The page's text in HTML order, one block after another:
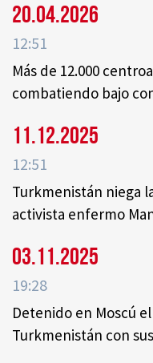
20.04.2026
12:51
Más de 12.000
combatiendo bajo
11.12.2025
12:51
Turkmenistán niega
activista enfermo
03.11.2025
19:28
Detenido en Moscú
Turkmenistán con